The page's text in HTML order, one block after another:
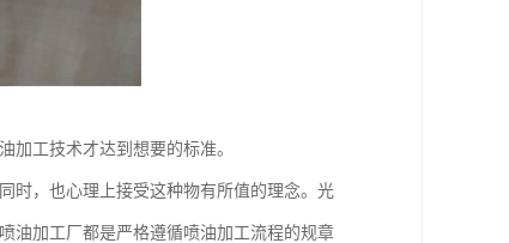
加工技术才达到想要的标准。
时，也心理上接受这种物有所值的理念。光
油加工厂都是严格遵循喷油加工流程的规章